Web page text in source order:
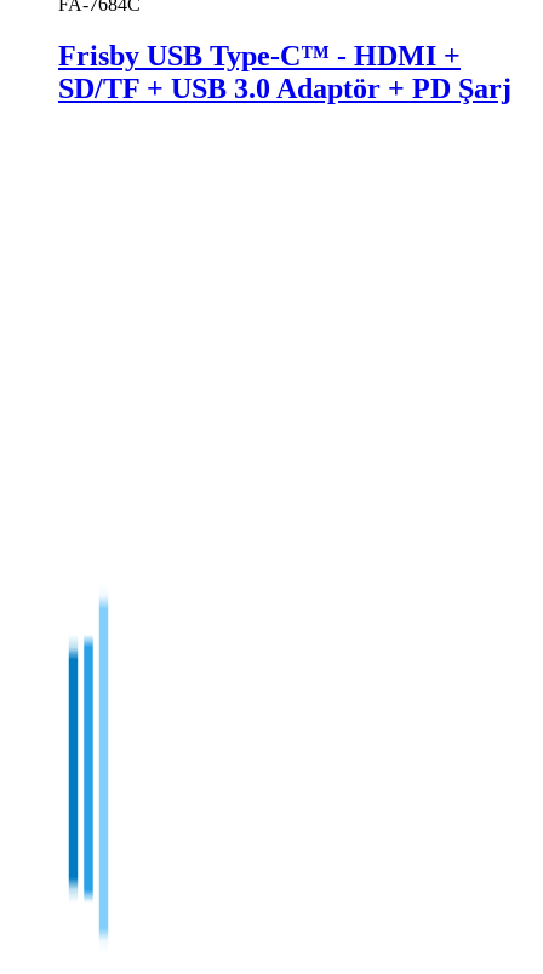
FA-7684C
Frisby USB Type-C™ - HDMI +
SD/TF + USB 3.0 Adaptör + PD Şarj